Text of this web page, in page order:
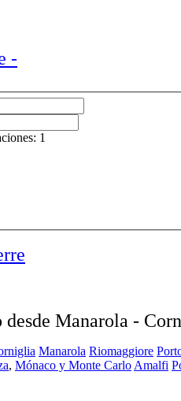
1
Manarola -
Manarola Riomaggiore
, Mónaco y Monte Carlo Amalfi